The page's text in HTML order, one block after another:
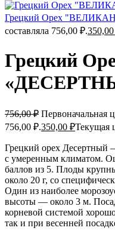
Грецкий Орех
составляла 756,00 ₽.350,00
Грецкий
756,00₽ Первоначальная
756,00 ₽.350,00 ₽Текущая
Грецкий орех Десертный
с умеренным климатом.
баллов из 5. Плоды
около 20 г, со
Один из наиболее
высоты — около 3 м.
корневой системой
так и при весенней